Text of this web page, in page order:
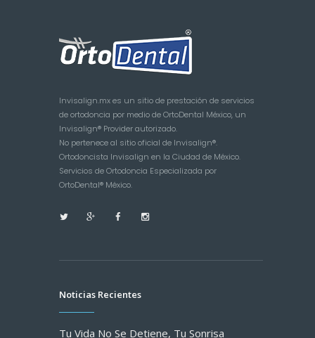
Invisalign.mx es un sitio de prestación de servicios
de ortodoncia por medio de OrtoDental México, un
Invisalign® Provider autorizado.
No pertenece al sitio oficial de Invisalign®.
Ortodoncista Invisalign en la Ciudad de México.
Servicios de Ortodoncia Especializada por
OrtoDental® México.
Noticias Recientes
Tu Vida No Se Detiene, Tu Sonrisa